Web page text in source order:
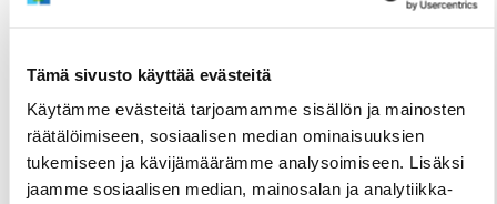
Tämä sivusto käyttää evästeitä
Käytämme evästeitä tarjoamamme sisällön ja mainosten
räätälöimiseen, sosiaalisen median ominaisuuksien
tukemiseen ja kävijämäärämme analysoimiseen. Lisäksi
jaamme sosiaalisen median, mainosalan ja analytiikka-